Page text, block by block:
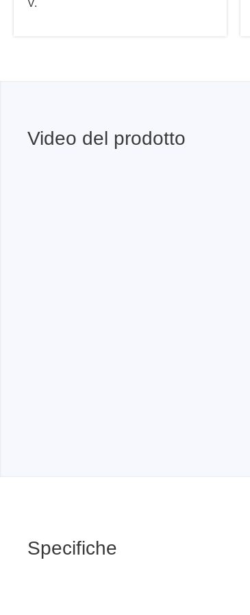
V.
Video del prodotto
Specifiche